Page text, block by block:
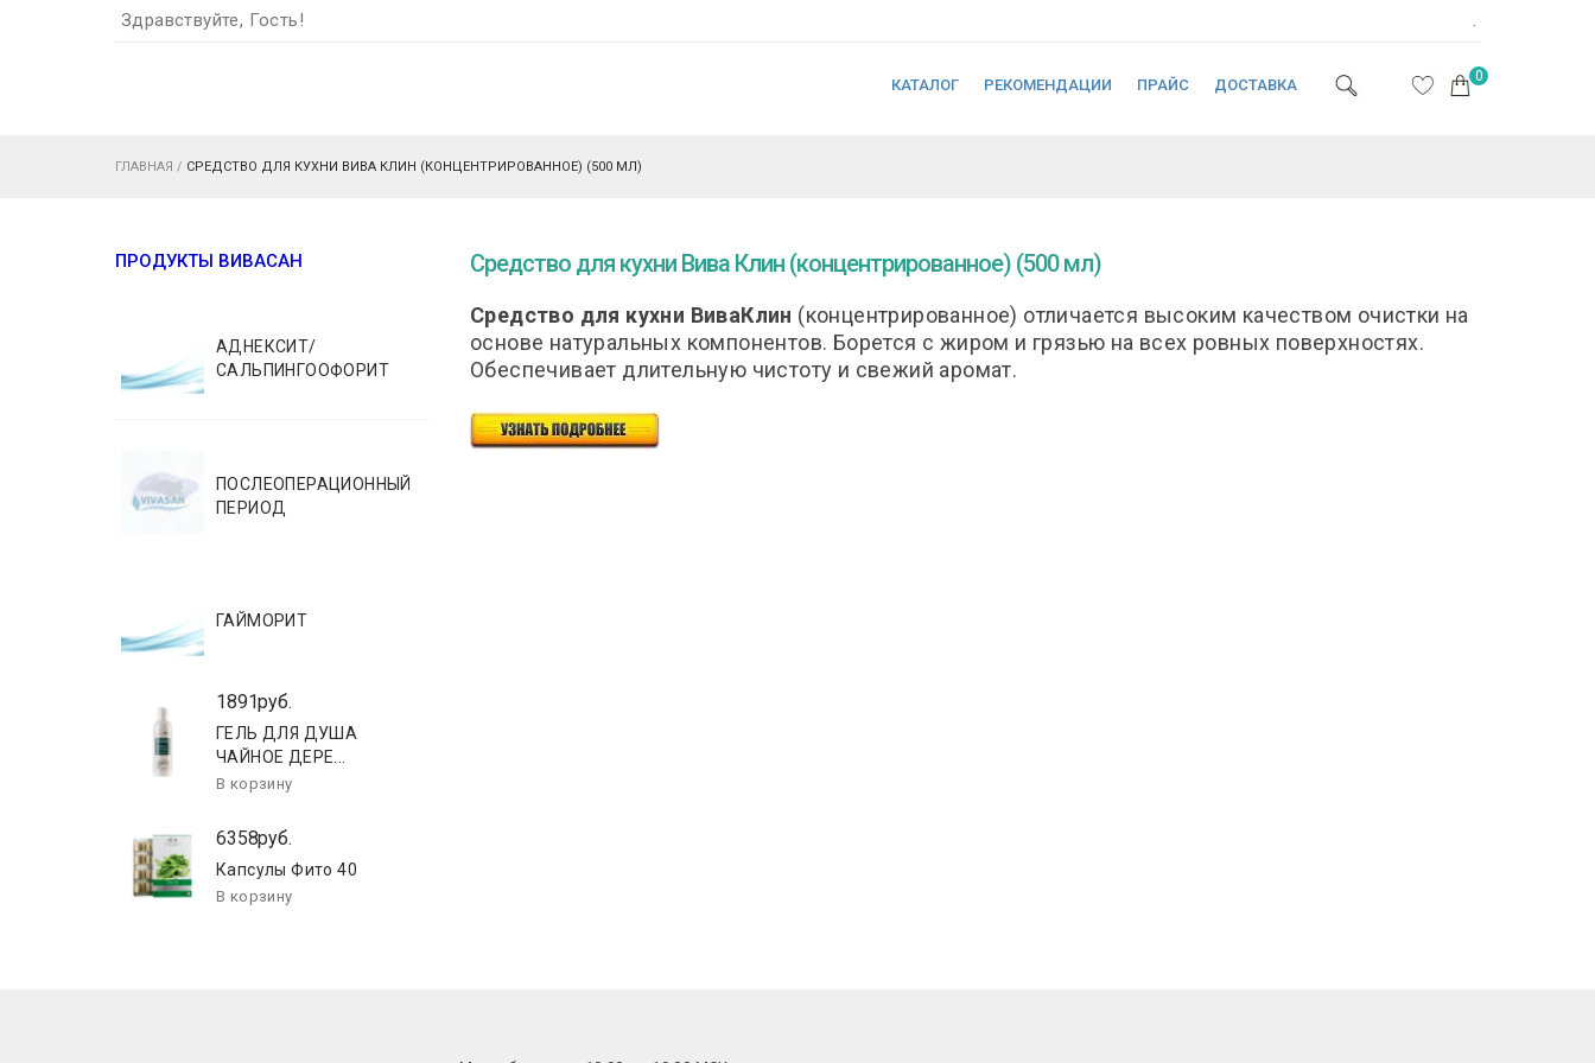
Здравствуйте, Гость! .
КАТАЛОГ РЕКОМЕНДАЦИИ ПРАЙС ДОСТАВКА 0
ГЛАВНАЯ / СРЕДСТВО ДЛЯ КУХНИ ВИВА КЛИН (КОНЦЕНТРИРОВАННОЕ) (500 МЛ)
Средство для кухни Вива Клин (концентрированное) (500 мл)
Средство для кухни ВиваКлин (концентрированное) отличается высоким качеством очистки на
основе натуральных компонентов. Борется с жиром и грязью на всех ровных поверхностях.
Обеспечивает длительную чистоту и свежий аромат.
ПРОДУКТЫ ВИВАСАН
АДНЕКСИТ/
САЛЬПИНГООФОРИТ
ПОСЛЕОПЕРАЦИОННЫЙ
ПЕРИОД
ГАЙМОРИТ
1891руб.
ГЕЛЬ ДЛЯ ДУША
ЧАЙНОЕ ДЕРЕ...
6358руб.
Капсулы Фито 40